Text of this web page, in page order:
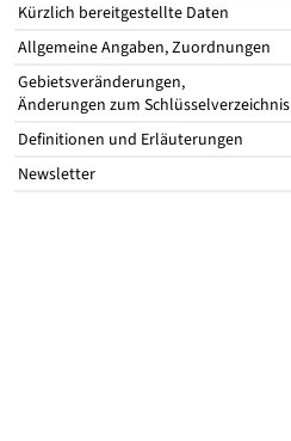
Kürzlich bereitgestellte Daten
Allgemeine Angaben, Zuordnungen
Gebietsveränderungen,
Änderungen zum Schlüsselverzeichnis
Definitionen und Erläuterungen
Newsletter